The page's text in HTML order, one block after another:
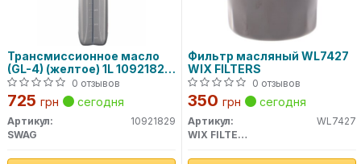
Трансмиссионное масло
(GL-4) (желтое) 1L 10921829
SWAG
0 отзывов
725 грн сегодня
Артикул:
10921829
SWAG
Фильтр масляный WL7427
WIX FILTERS
0 отзывов
350 грн сегодня
Артикул:
WL7427
WIX FILTERS